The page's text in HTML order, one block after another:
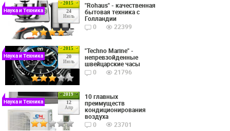
2015
24
Июль
Наука и Техника
"Rohaus" - качественная
бытовая техника с
Голландии
0
22399
2015
20
Июль
Наука и Техника
"Techno Marine" -
непревзойденные
швейцарские часы
0
21796
2019
12
Апр
Наука и Техника
10 главных
преимуществ
кондиционирования
воздуха
0
23701